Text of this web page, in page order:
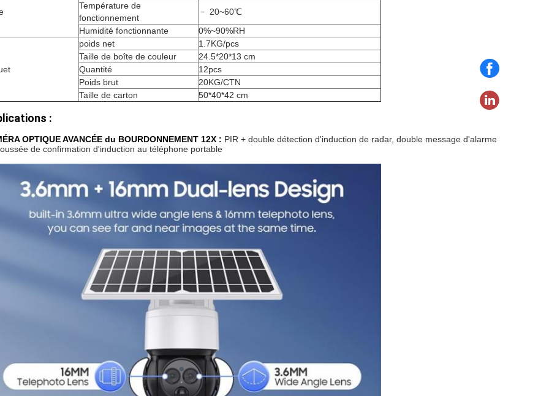
Température de
fonctionnement
﹣ 20~60℃
Humidité fonctionnante
0%~90%RH
poids net
1.7KG/pcs
Taille de boîte de couleur
24.5*20*13 cm
Quantité
12pcs
Poids brut
20KG/CTN
Taille de carton
50*40*42 cm
:
OPTIQUE AVANCÉE du BOURDONNEMENT 12X : PIR + double détection d'induction de radar, double message d'alarme
de confirmation d'induction au téléphone portable